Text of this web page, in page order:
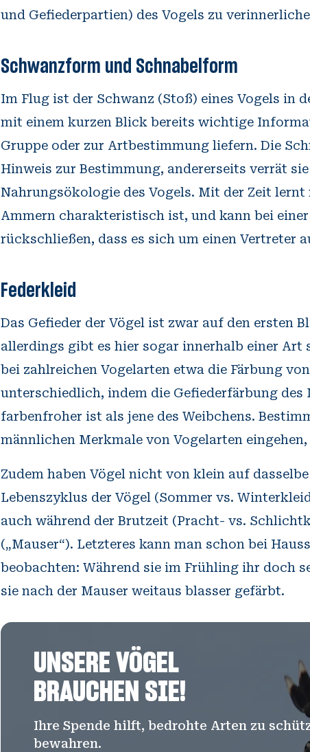
und Gefiederpartien) des Vogels zu
Schwanzform und Schnabelform
Im Flug ist der Schwanz (Stoß) eines Vogels in
mit einem kurzen Blick bereits wichtige
Gruppe oder zur Artbestimmung liefern. Die
Hinweis zur Bestimmung, andererseits verrät
Nahrungsökologie des Vogels. Mit der Zeit
Ammern charakteristisch ist, und kann bei
rückschließen, dass es sich um einen Vertreter
Federkleid
Das Gefieder der Vögel ist zwar auf den ersten
allerdings gibt es hier sogar innerhalb einer Art
bei zahlreichen Vogelarten etwa die Färbung
unterschiedlich, indem die Gefiederfärbung
farbenfroher ist als jene des Weibchens.
männlichen Merkmale von Vogelarten
Zudem haben Vögel nicht von klein auf
Lebenszyklus der Vögel (Sommer vs.
auch während der Brutzeit (Pracht- vs.
(„Mauser“). Letzteres kann man schon bei
beobachten: Während sie im Frühling ihr doch
sie nach der Mauser weitaus blasser gefärbt.
UNSERE VÖGEL
BRAUCHEN SIE!
Ihre Spende hilft, bedrohte Arten zu
bewahren.